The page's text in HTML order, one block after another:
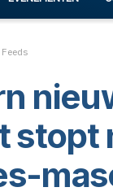
Feeds
stopt